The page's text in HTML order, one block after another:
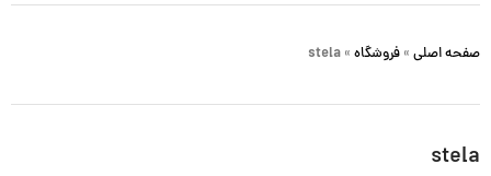
صفحه اصلی » فروشگاه »
stela
stela